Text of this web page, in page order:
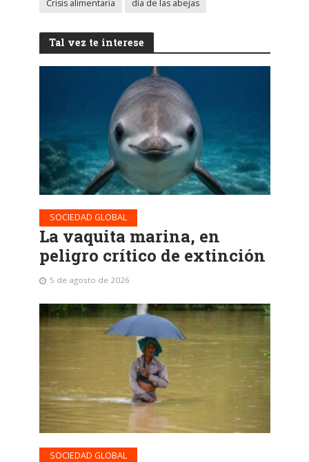
Crisis alimentaria
día de las abejas
Tal vez te interese
SOCIEDAD GLOBAL
La vaquita marina, en
peligro crítico de extinción
5 de agosto de 2026
SOCIEDAD GLOBAL